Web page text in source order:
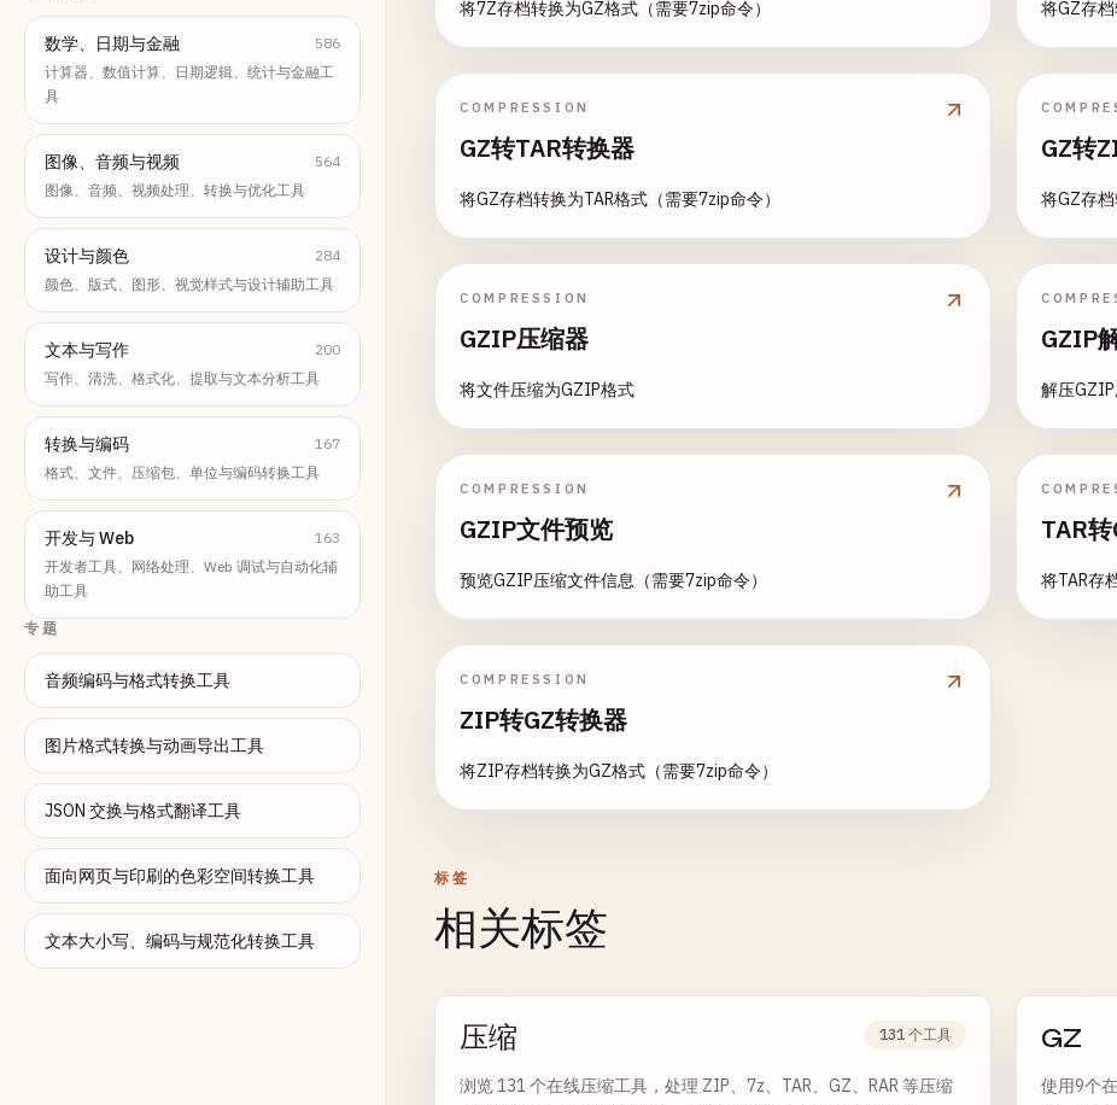
数学、日期与金融
586
计算器、数值计算、日期逻辑、统计与金融工
具
图像、音频与视频
564
图像、音频、视频处理、转换与优化工具
设计与颜色
284
颜色、版式、图形、视觉样式与设计辅助工具
文本与写作
200
写作、清洗、格式化、提取与文本分析工具
转换与编码
167
格式、文件、压缩包、单位与编码转换工具
开发与 Web
163
开发者工具、网络处理、Web 调试与自动化辅
助工具
专题
音频编码与格式转换工具
图片格式转换与动画导出工具
JSON 交换与格式翻译工具
面向网页与印刷的色彩空间转换工具
文本大小写、编码与规范化转换工具
将7Z存档转换为GZ格式（需要7zip命令） 将GZ存
COMPRESSION
GZ转TAR转换器
将GZ存档转换为TAR格式（需要7zip命令）
GZ转
将GZ存
COMPRESSION
GZIP压缩器
将文件压缩为GZIP格式
GZIP
解压GZIP
COMPRESSION
GZIP文件预览
预览GZIP压缩文件信息（需要7zip命令）
TAR
将TAR存
COMPRESSION
ZIP转GZ转换器
将ZIP存档转换为GZ格式（需要7zip命令）
标签
相关标签
压缩 131 个工具
浏览 131 个在线压缩工具，处理 ZIP、7z、TAR、GZ、RAR 等压缩
GZ
使用9个